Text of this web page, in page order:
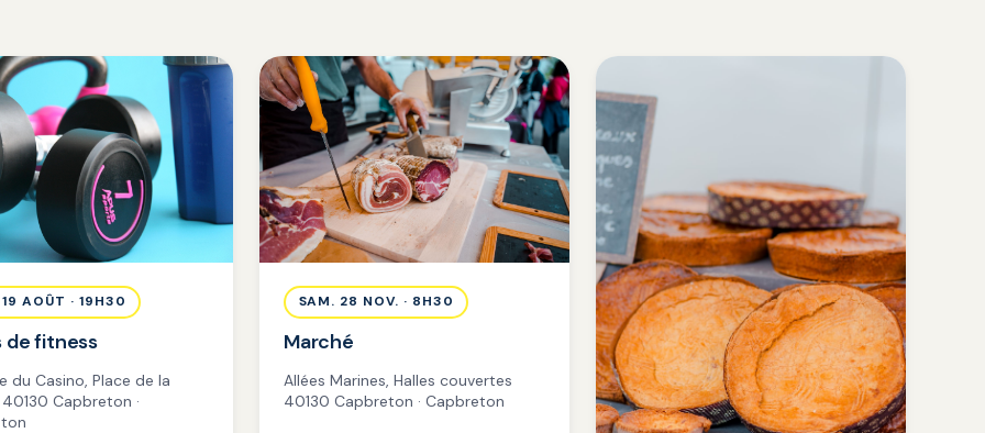
AOÛT · 19H30
de fitness
du Casino, Place de la
Capbreton ·
SAM. 28 NOV. · 8H30
Marché
Allées Marines, Halles couvertes
40130 Capbreton · Capbreton